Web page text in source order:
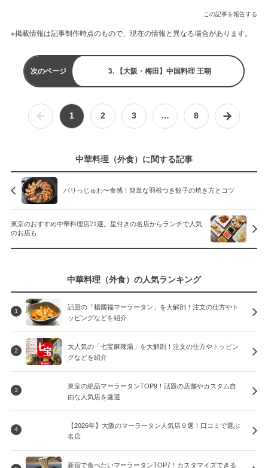
この記事を報告する
※掲載情報は記事制作時点のもので、現在の情報と異なる場合があります。
次のページ 3. 【大阪・梅田】中国料理 王朝
1 2 3 … 8
中華料理（外食）に関する記事
パリっじゅわ〜食感！簡単な羽根つき餃子の焼き方とコツ
東京のおすすめ中華料理店21選。星付きの名店からランチで人気
のお店も
中華料理（外食）の人気ランキング
1
話題の「楊國福マーラータン」を大解剖！注文の仕方やト
ッピングなどを紹介
2
大人気の「七宝麻辣湯」を大解剖！注文の仕方やトッピン
グなどを紹介
3
東京の絶品マーラータンTOP9！話題の店舗やカスタム自
由な人気店を厳選
4
【2026年】大阪のマーラータン人気店９選！口コミで選ぶ
名店
新宿で食べたいマーラータンTOP7！カスタマイズできる